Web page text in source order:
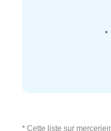
* Cette liste sur